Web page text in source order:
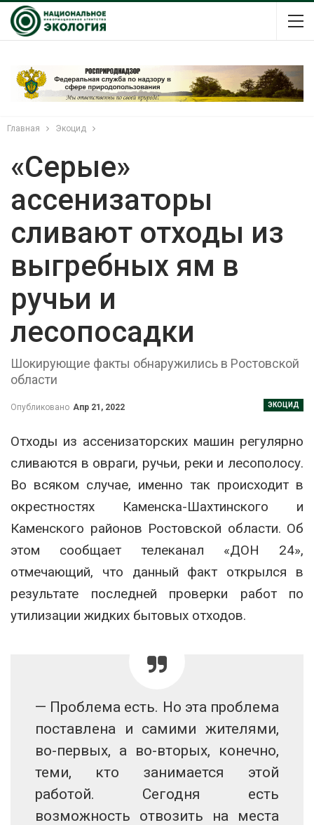
Главная Экоцид
«Серые»
ассенизаторы
сливают отходы из
выгребных ям в
ручьи и
лесопосадки
Шокирующие факты обнаружились в Ростовской
области
ЭКОЦИД
Опубликовано Апр 21, 2022
Отходы из ассенизаторских машин регулярно
сливаются в овраги, ручьи, реки и лесополосу.
Во всяком случае, именно так происходит в
окрестностях Каменска-Шахтинского и
Каменского районов Ростовской области. Об
этом сообщает телеканал «ДОН 24»,
отмечающий, что данный факт открылся в
результате последней проверки работ по
утилизации жидких бытовых отходов.
— Проблема есть. Но эта проблема
поставлена и самими жителями,
во-первых, а во-вторых, конечно,
теми, кто занимается этой
работой. Сегодня есть
возможность отвозить на места